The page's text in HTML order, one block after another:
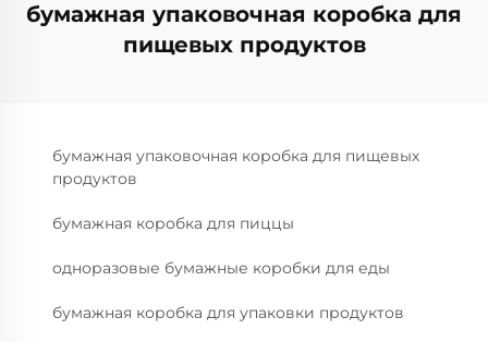
бумажная упаковочная коробка для
пищевых продуктов
бумажная упаковочная коробка для пищевых
продуктов
бумажная коробка для пиццы
одноразовые бумажные коробки для еды
бумажная коробка для упаковки продуктов